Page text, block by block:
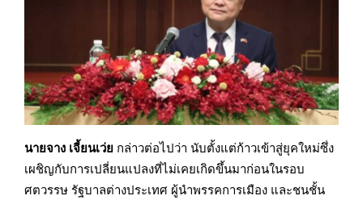
นายจาง เจี้ยนเว่ย กล่าวต่อไปว่า นับตั้งแต่ก้าวเข้าสู่ยุคใหม่ซึ่ง
เผชิญกับการเปลี่ยนแปลงที่ไม่เคยเกิดขึ้นมาก่อนในรอบ
ศตวรรษ รัฐบาลต่างประเทศ ผู้นำพรรคการเมือง และชนชั้น